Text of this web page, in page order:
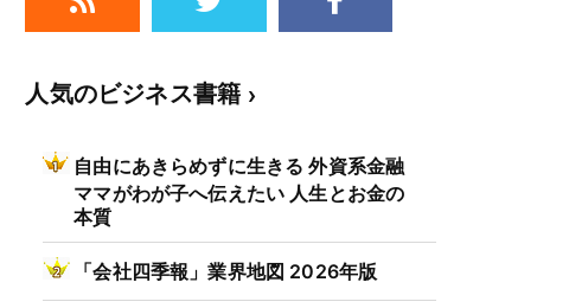
人気のビジネス書籍
自由にあきらめずに生きる 外資系金融
ママがわが子へ伝えたい 人生とお金の
本質
「会社四季報」業界地図 2026年版